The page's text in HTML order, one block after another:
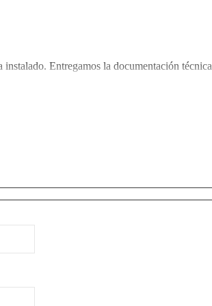
Entregamos la documentación técnica